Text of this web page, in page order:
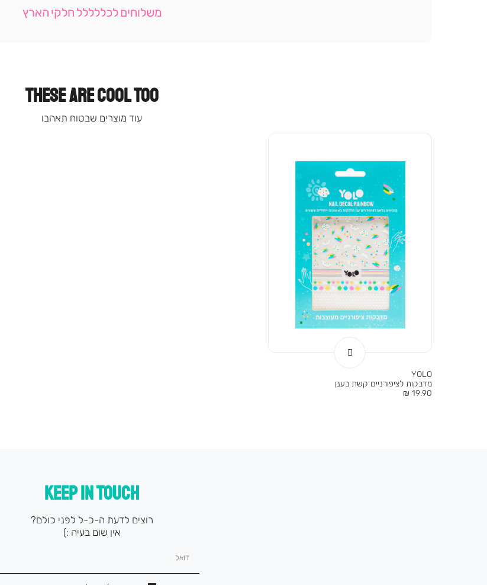
-
משלוחים לכללללל חלקי הארץ
THESE ARE COOL TOO
עוד מוצרים שבטוח תאהבו
YOLO
מדבקות לציפורניים קשת בענן
מחיר
19.90 ₪
KEEP IN TOUCH
רוצים לדעת ה-כ-ל לפני כולם?
אין שום בעיה :)
דואל